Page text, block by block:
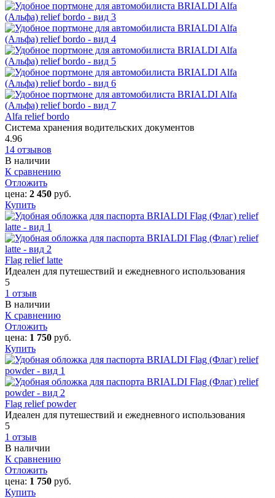
Alfa relief bordo
Система хранения водительских документов
4.96
14 отзывов
В наличии
К сравнению
Отложить
цена: 2 450 руб.
Купить
Flag relief latte
Идеален для путешествий и ежедневного использования
5
1 отзыв
В наличии
К сравнению
Отложить
цена: 1 750 руб.
Купить
Flag relief powder
Идеален для путешествий и ежедневного использования
5
1 отзыв
В наличии
К сравнению
Отложить
цена: 1 750 руб.
Купить